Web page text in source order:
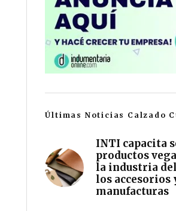
Últimas Noticias Calzado
INTI capacita
productos
la industria
los accesorios
manufacturas